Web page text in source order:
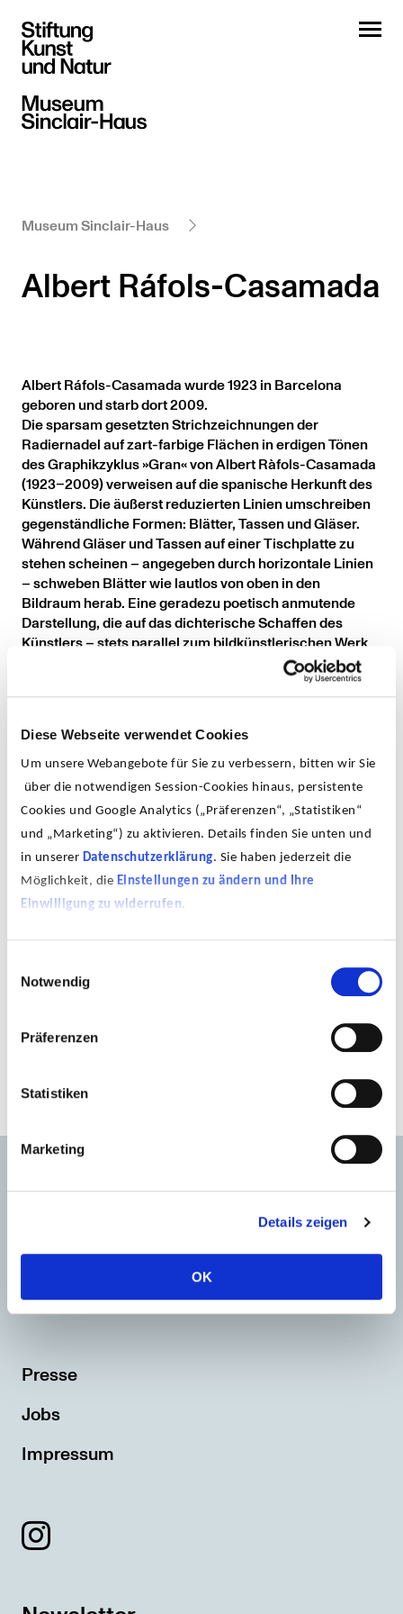
Diese Webseite verwendet Cookies
Um unsere Webangebote für Sie zu verbessern, bitten wir Sie
über die notwendigen Session-Cookies hinaus, persistente
Cookies und Google Analytics („Präferenzen“, „Statistiken“
und „Marketing“) zu aktivieren. Details finden Sie unten und
in unserer Datenschutzerklärung. Sie haben jederzeit die
Möglichkeit, die Einstellungen zu ändern und Ihre
Einwilligung zu widerrufen.
Notwendig
Präferenzen
Statistiken
Marketing
Details zeigen
OK
Museum Sinclair-Haus
Albert Ráfols-Casamada
Albert Ráfols-Casamada wurde 1923 in Barcelona
geboren und starb dort 2009.
Die sparsam gesetzten Strichzeichnungen der
Radiernadel auf zart-farbige Flächen in erdigen Tönen
des Graphikzyklus »Gran« von Albert Ràfols-Casamada
(1923–2009) verweisen auf die spanische Herkunft des
Künstlers. Die äußerst reduzierten Linien umschreiben
gegenständliche Formen: Blätter, Tassen und Gläser.
Während Gläser und Tassen auf einer Tischplatte zu
stehen scheinen – angegeben durch horizontale Linien
– schweben Blätter wie lautlos von oben in den
Bildraum herab. Eine geradezu poetisch anmutende
Darstellung, die auf das dichterische Schaffen des
Künstlers – stets parallel zum bildkünstlerischen Werk
So sind Casamadas Werke wie seine Poesie durch
einzigartig elegante Komposition aus Licht und
expressiv-abstrakten Formen seiner Zeichnungen
strahlen Leichtigkeit und Freude aus und vermitteln
zugleich große Ruhe und Abgeschlossenheit.
Museum Sinclair-Haus
Presse
Jobs
Impressum